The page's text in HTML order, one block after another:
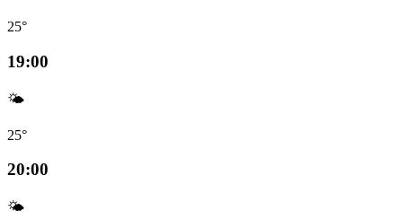
25°
19:00
🌤️
25°
20:00
🌤️